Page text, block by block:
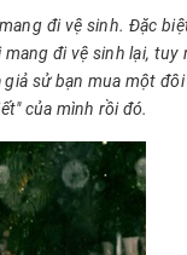
đi vệ sinh. Đặc
đi vệ sinh lại, tuy
giả sử bạn mua một
của mình rồi đó.